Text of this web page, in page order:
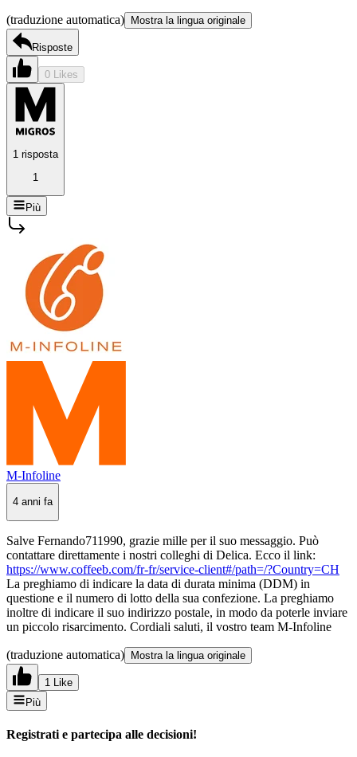
(traduzione automatica) Mostra la lingua originale
Risposte
0 Likes
1 risposta
1
Più
M-Infoline
4 anni fa
Salve Fernando711990, grazie mille per il suo messaggio. Può
contattare direttamente i nostri colleghi di Delica. Ecco il link:
https://www.coffeeb.com/fr-fr/service-client#/path=/?Country=CH
La preghiamo di indicare la data di durata minima (DDM) in
questione e il numero di lotto della sua confezione. La preghiamo
inoltre di indicare il suo indirizzo postale, in modo da poterle inviare
un piccolo risarcimento. Cordiali saluti, il vostro team M-Infoline
(traduzione automatica) Mostra la lingua originale
1 Like
Più
Registrati e partecipa alle decisioni!